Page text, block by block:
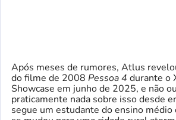
Após meses de rumores, Atlus
do filme de 2008 Pessoa 4 durante o
Showcase em junho de 2025, e não
praticamente nada sobre isso desde
segue um estudante do ensino